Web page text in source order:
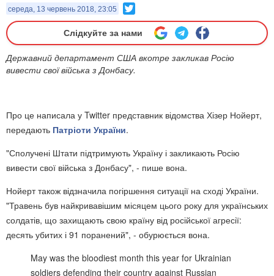
середа, 13 червень 2018, 23:05
Слідкуйте за нами
Державний департамент США вкотре закликав Росію
вивести свої війська з Донбасу.
Про це написала у Twitter представник відомства Хізер Нойерт,
передають Патріоти України.
"Сполучені Штати підтримують Україну і закликають Росію
вивести свої війська з Донбасу", - пише вона.
Нойерт також відзначила погіршення ситуації на сході України.
"Травень був найкривавішим місяцем цього року для українських
солдатів, що захищають свою країну від російської агресії:
десять убитих і 91 поранений", - обурюється вона.
May was the bloodiest month this year for Ukrainian
soldiers defending their country against Russian